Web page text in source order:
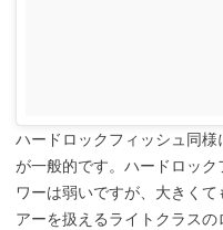
ハードロックフィッシュ同
が一般的です。ハードロッ
ワーは弱いですが、大きく
アーを扱えるライトクラスの